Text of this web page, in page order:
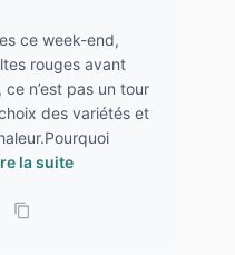
ce week-end,
rouges avant
n’est pas un tour
des variétés et
la suite